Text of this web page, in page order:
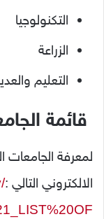
التكنولوجيا
الزراعة
التعليم
قائمة
لمعرفة الجامعات
الالكتروني التالي :